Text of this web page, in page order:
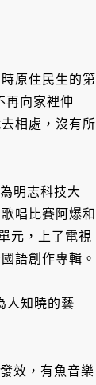
原住民生的第
再向家裡伸
相處，沒有所
明志科技大
唱比賽阿爆和
元，上了電視
語創作專輯。
人知曉的藝
效，有魚音樂